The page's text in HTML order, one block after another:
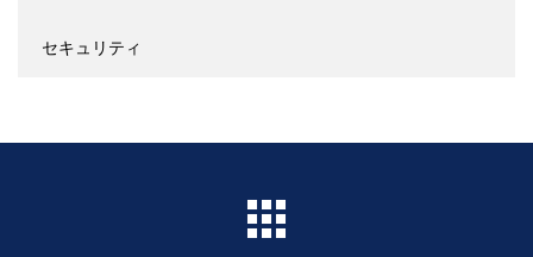
セキュリティ
